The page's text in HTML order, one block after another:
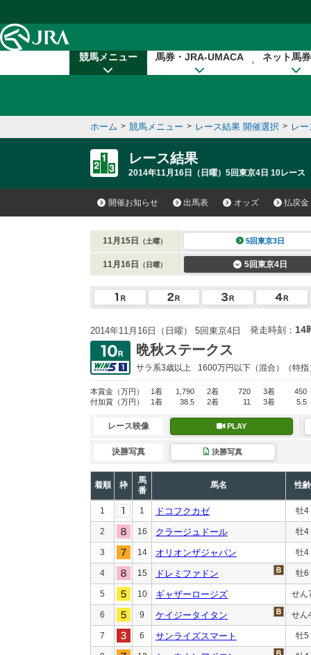
競馬メニュー 馬券・JRA-UMACA ネット馬
ホーム > 競馬メニュー > レース結果 開催選択 > レ
レース結果
2014年11月16日（日曜）5回東京4日 10レース
開催お知らせ 出馬表 オッズ 払戻金
11月15日 （土曜） 5回東京3日
11月16日 （日曜） 5回東京4日
2014年11月16日（日曜） 5回東京4日 発走時刻： 14
晩秋ステークス
サラ系3歳以上 1600万円以下 （混合）（特指
本賞金 （万円） 1着 1,790 2着 720 3着
450
付加賞 （万円） 1着 38.5 2着 11 3着 5.5
レース映像 PLAY
決勝写真 決勝写真
着順 枠
馬
番
馬名 性齢
1 1 ドコフクカゼ 牡4
2 16 クラージュドール 牡4
3 14 オリオンザジャパン 牡4
4 15 ドレミファドン 牡6
5 10 ギャザーロージズ せん
6 9 ケイジータイタン せん
7 6 サンライズスマート 牡5